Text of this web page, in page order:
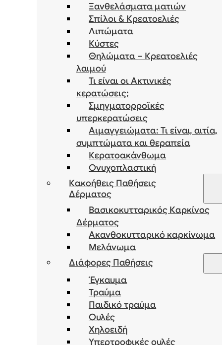
Ξανθελάσματα ματιών
Σπίλοι & Κρεατοελιές
Λιπώματα
Κύστες
Θηλώματα – Κρεατοελιές
λαιμού
Τι είναι οι Ακτινικές
κερατώσεις;
Σμηγματορροϊκές
υπερκερατώσεις
Αιμαγγειώματα: Τι είναι, αιτία,
συμπτώματα και θεραπεία
Κερατοακάνθωμα
Ονυχοπλαστική
Κακοήθεις Παθήσεις
Δέρματος
Βασικοκυτταρικός Καρκίνος
Δέρματος
Ακανθοκυτταρικό καρκίνωμα
Μελάνωμα
Διάφορες Παθήσεις
Έγκαυμα
Τραύμα
Παιδικό τραύμα
Ουλές
Χηλοειδή
Υπερτροφικές ουλές